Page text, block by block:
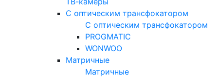
С оптическим трансфокатором
С оптическим трансфокатором
PROGMATIC
WONWOO
Матричные
Матричные